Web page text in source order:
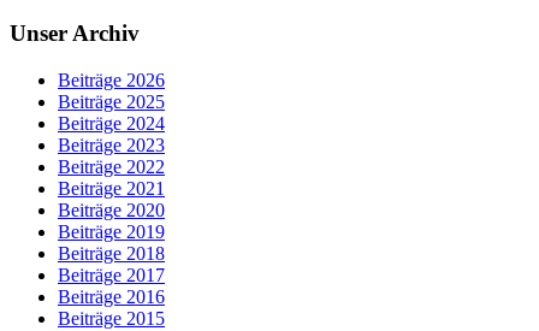
Unser Archiv
Beiträge 2026
Beiträge 2025
Beiträge 2024
Beiträge 2023
Beiträge 2022
Beiträge 2021
Beiträge 2020
Beiträge 2019
Beiträge 2018
Beiträge 2017
Beiträge 2016
Beiträge 2015